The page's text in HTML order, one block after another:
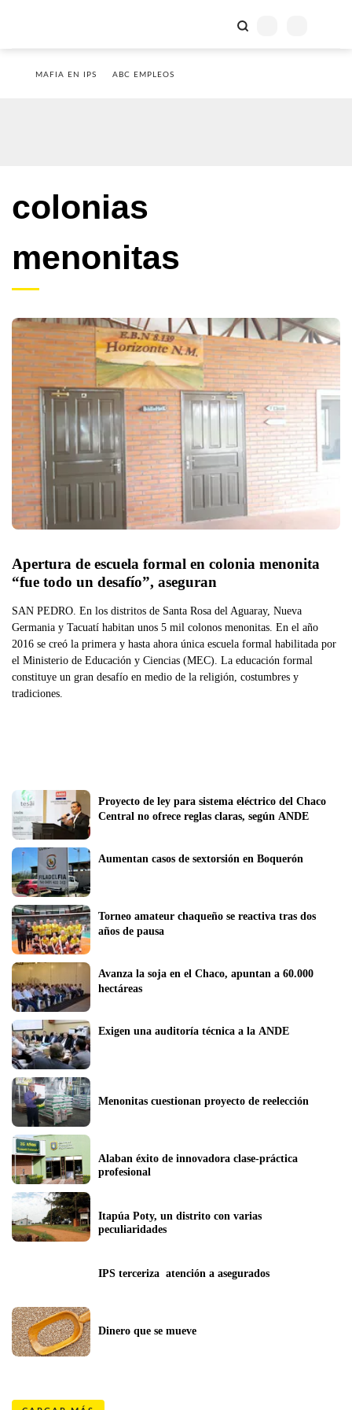
MAFIA EN IPS ABC EMPLEOS
colonias
menonitas
Apertura de escuela formal en colonia menonita
“fue todo un desafío”, aseguran
SAN PEDRO. En los distritos de Santa Rosa del Aguaray, Nueva
Germania y Tacuatí habitan unos 5 mil colonos menonitas. En el año
2016 se creó la primera y hasta ahora única escuela formal habilitada por
el Ministerio de Educación y Ciencias (MEC). La educación formal
constituye un gran desafío en medio de la religión, costumbres y
tradiciones.
Proyecto de ley para sistema eléctrico del Chaco
Central no ofrece reglas claras, según ANDE
Aumentan casos de sextorsión en Boquerón
Torneo amateur chaqueño se reactiva tras dos
años de pausa
Avanza la soja en el Chaco, apuntan a 60.000
hectáreas
Exigen una auditoría técnica a la ANDE
Menonitas cuestionan proyecto de reelección
Alaban éxito de innovadora clase-práctica
profesional
Itapúa Poty, un distrito con varias
peculiaridades
IPS terceriza  atención a asegurados
Dinero que se mueve